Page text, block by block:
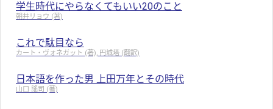
学生時代にやらなくてもいい20のこと
朝井リョウ (著)
これで駄目なら
カート・ヴォネガット (著), 円城塔 (翻訳)
日本語を作った男 上田万年とその時代
山口 謠司 (著)